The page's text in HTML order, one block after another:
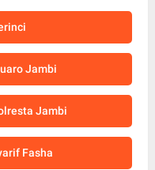
Jambi
Jambi
Fasha